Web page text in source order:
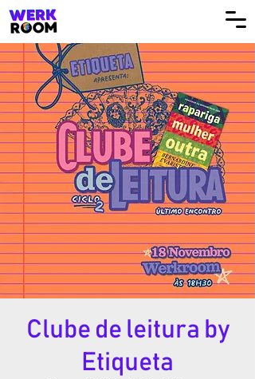
Clube de leitura by
Etiqueta